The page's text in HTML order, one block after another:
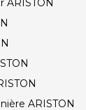
ARISTON
ARISTON